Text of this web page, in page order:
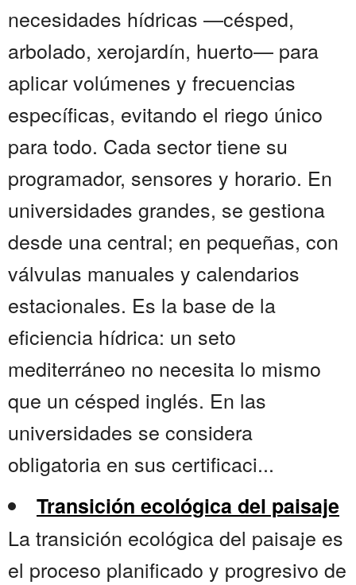
necesidades hídricas —césped,
arbolado, xerojardín, huerto— para
aplicar volúmenes y frecuencias
específicas, evitando el riego único
para todo. Cada sector tiene su
programador, sensores y horario. En
universidades grandes, se gestiona
desde una central; en pequeñas, con
válvulas manuales y calendarios
estacionales. Es la base de la
eficiencia hídrica: un seto
mediterráneo no necesita lo mismo
que un césped inglés. En las
universidades se considera
obligatoria en sus certificaci...
Transición ecológica del paisaje
La transición ecológica del paisaje es
el proceso planificado y progresivo de